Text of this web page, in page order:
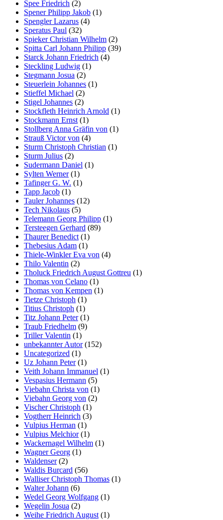
Spee Friedrich (2)
Spener Philipp Jakob (1)
Spengler Lazarus (4)
Speratus Paul (32)
Spieker Christian Wilhelm (2)
Spitta Carl Johann Philipp (39)
Starck Johann Friedrich (4)
Steckling Ludwig (1)
Stegmann Josua (2)
Steuerlein Johannes (1)
Stieffel Michael (2)
Stigel Johannes (2)
Stockfleth Heinrich Arnold (1)
Stockmann Ernst (1)
Stollberg Anna Gräfin von (1)
Strauß Victor von (4)
Sturm Christoph Christian (1)
Sturm Julius (2)
Sudermann Daniel (1)
Sylten Werner(1)
Tafinger G. W. (1)
Tapp Jacob (1)
Tauler Johannes (12)
Tech Nikolaus (5)
Telemann Georg Philipp (1)
Tersteegen Gerhard (89)
Thaurer Benedict (1)
Thebesius Adam (1)
Thiele-Winkler Eva von (4)
Thilo Valentin (2)
Tholuck Friedrich August Gottreu (1)
Thomas von Celano (1)
Thomas von Kempen (1)
Tietze Christoph (1)
Titius Christoph (1)
Titz Johann Peter(1)
Traub Friedhelm (9)
Triller Valentin (1)
unbekannter Autor(152)
Uncategorized (1)
Uz Johann Peter(1)
Veith Johann Immanuel (1)
Vespasius Hermann (5)
Viebahn Christa von (1)
Viebahn Georg von (2)
Vischer Christoph (1)
Vogtherr Heinrich (3)
Vulpius Herman (1)
Vulpius Melchior(1)
Wackernagel Wilhelm (1)
Wagner Georg (1)
Waldenser(2)
Waldis Burcard (56)
Walliser Christoph Thomas (1)
Walter Johann (6)
Wedel Georg Wolfgang (1)
Wegelin Josua (2)
Weihe Friedrich August (1)